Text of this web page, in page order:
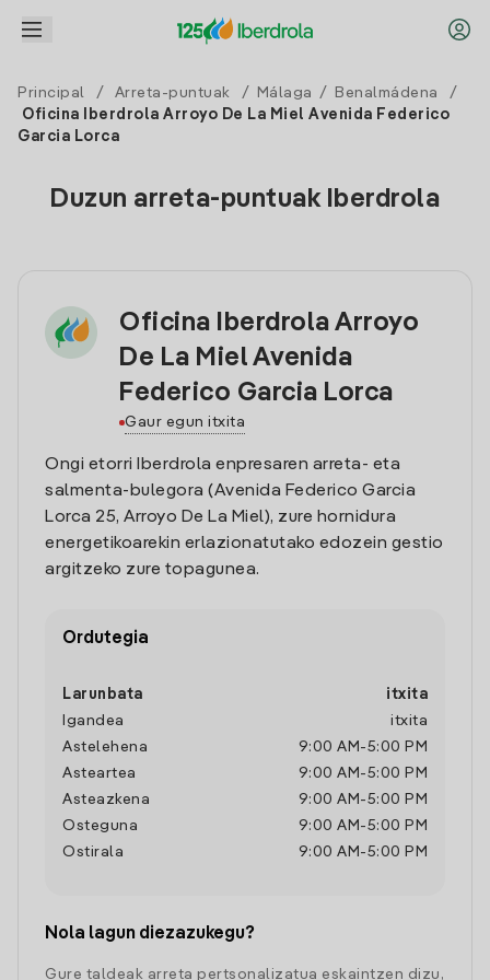
Principal / Arreta-puntuak / Málaga / Benalmádena
/
Oficina Iberdrola Arroyo De La Miel Avenida Federico
Garcia Lorca
Duzun arreta-puntuak Iberdrola
Oficina Iberdrola Arroyo
De La Miel Avenida
Federico Garcia Lorca
Gaur egun itxita
Ongi etorri Iberdrola enpresaren arreta- eta
salmenta-bulegora (Avenida Federico Garcia
Lorca 25, Arroyo De La Miel), zure hornidura
energetikoarekin erlazionatutako edozein gestio
argitzeko zure topagunea.
Ordutegia
Larunbata
itxita
Igandea
itxita
Astelehena
9:00 AM -5:00 PM
Asteartea
9:00 AM -5:00 PM
Asteazkena
9:00 AM -5:00 PM
Osteguna
9:00 AM -5:00 PM
Ostirala
9:00 AM -5:00 PM
Nola lagun diezazukegu?
Gure taldeak arreta pertsonalizatua eskaintzen dizu,